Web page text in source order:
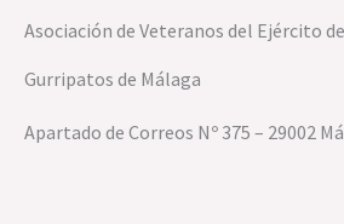
Asociación de Veteranos del Ejército
Gurripatos de Málaga
Apartado de Correos Nº 375 – 29002